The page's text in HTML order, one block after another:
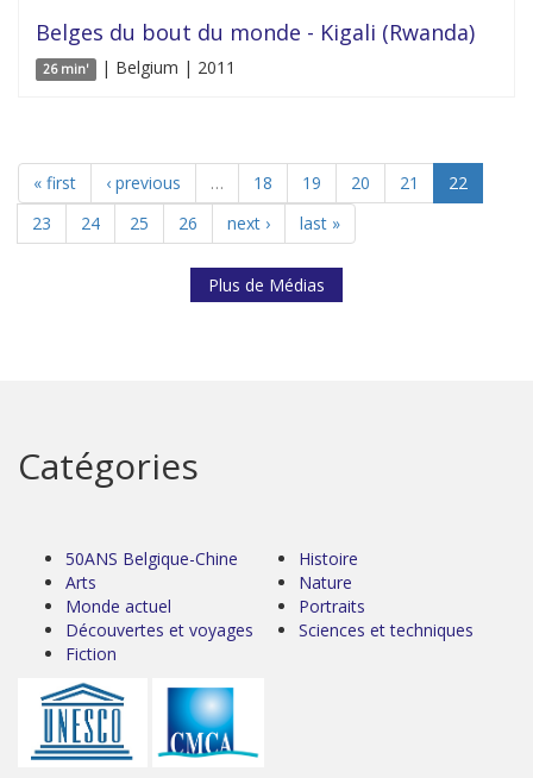
Belges du bout du monde - Kigali (Rwanda)
26 min' | Belgium | 2011
« first ‹ previous … 18 19 20 21
22
23
24 25 26 next › last »
Plus de Médias
Catégories
50ANS Belgique-Chine
Arts
Monde actuel
Découvertes et voyages
Fiction
Histoire
Nature
Portraits
Sciences et techniques